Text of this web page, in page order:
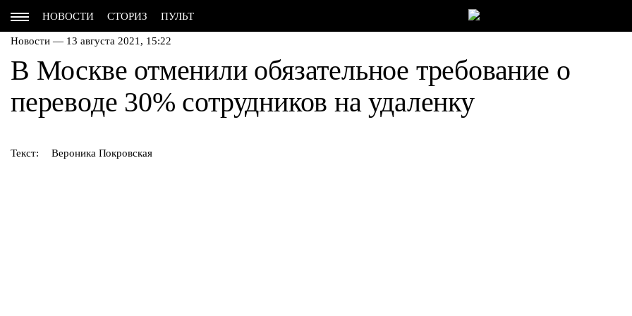
НОВОСТИ СТОРИЗ ПУЛЬТ
Новости — 13 августа 2021, 15:22
В Москве отменили обязательное требование о
переводе 30% сотрудников на удаленку
Текст: Вероника Покровская